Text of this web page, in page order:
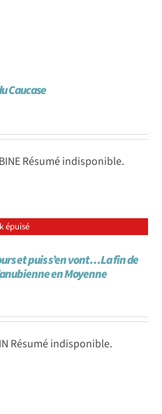
Caucase
Résumé indisponible.
épuisé
et puis s’en vont…La fin de
en Moyenne
Résumé indisponible.